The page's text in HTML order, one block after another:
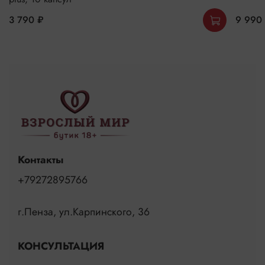
3 790 ₽
9 990
Контакты
+79272895766
г.Пенза, ул.Карпинского, 36
КОНСУЛЬТАЦИЯ